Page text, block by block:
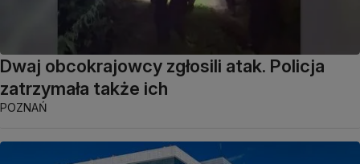
Dwaj obcokrajowcy zgłosili atak. Policja
zatrzymała także ich
POZNAŃ